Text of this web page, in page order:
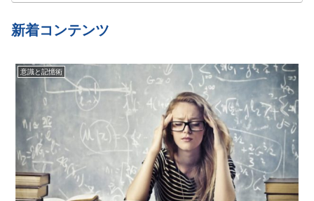
etc…
新着コンテンツ
意識と記憶術